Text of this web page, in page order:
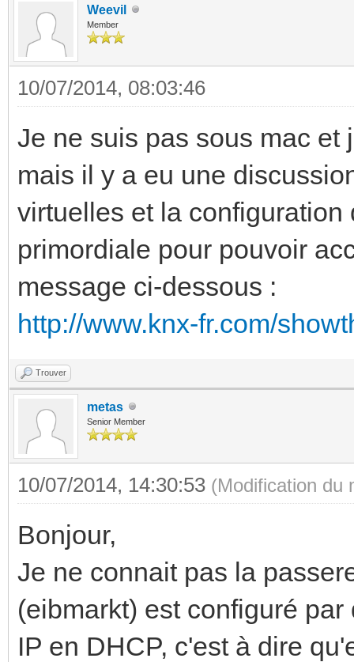
Weevil
Member
10/07/2014, 08:03:46
Je ne suis pas sous mac
mais il y a eu une
virtuelles et la
primordiale pour pouvoir
message ci-dessous :
http://www.knx-fr.com/
Trouver
metas
Senior Member
10/07/2014, 14:30:53 (Modification du
Bonjour,
Je ne connait pas la
(eibmarkt) est configuré
IP en DHCP, c'est à dire